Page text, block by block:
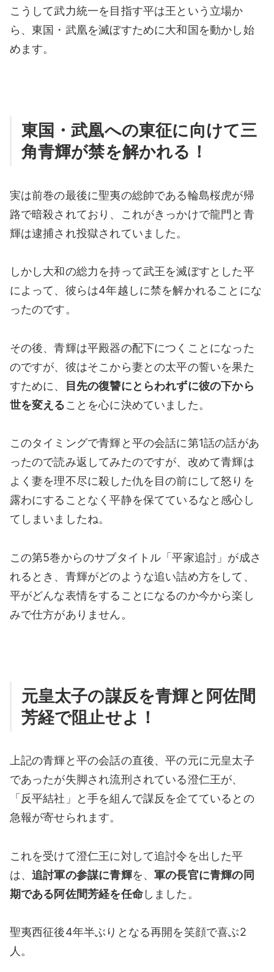
こうして武力統一を目指す平は王という立場か
ら、東国・武凰を滅ぼすために大和国を動かし始
めます。
東国・武凰への東征に向けて三
角青輝が禁を解かれる！
実は前巻の最後に聖夷の総帥である輪島桜虎が帰
路で暗殺されており、これがきっかけで龍門と青
輝は逮捕され投獄されていました。
しかし大和の総力を持って武王を滅ぼすとした平
によって、彼らは4年越しに禁を解かれることにな
ったのです。
その後、青輝は平殿器の配下につくことになった
のですが、彼はそこから妻との太平の誓いを果た
すために、
目先の復讐にとらわれずに彼の下から
世を変えることを心に決めていました。
このタイミングで青輝と平の会話に第1話の話があ
ったので読み返してみたのですが、改めて青輝は
よく妻を理不尽に殺した仇を目の前にして怒りを
露わにすることなく平静を保てているなと感心し
てしまいましたね。
この第5巻からのサブタイトル「平家追討」が成さ
れるとき、青輝がどのような追い詰め方をして、
平がどんな表情をすることになるのか今から楽し
みで仕方がありません。
元皇太子の謀反を青輝と阿佐間
芳経で阻止せよ！
上記の青輝と平の会話の直後、平の元に元皇太子
であったが失脚され流刑されている澄仁王が、
「反平結社」と手を組んで謀反を企てているとの
急報が寄せられます。
これを受けて澄仁王に対して追討令を出した平
は、追討軍の参謀に青輝を、軍の長官に青輝の同
期である阿佐間芳経を任命しました。
聖夷西征後4年半ぶりとなる再開を笑顔で喜ぶ2
人。